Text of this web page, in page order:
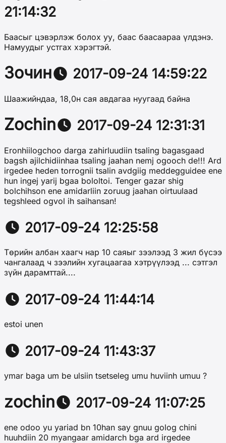
21:14:32
Баасыг цэвэрлэж болох уу, баас баасаараа үлдэнэ.
Намуудыг устгах хэрэгтэй.
Зочин 2017-09-24 14:59:22
Шаажийндаа, 18,0н сая авдагаа нуугаад байна
Zochin 2017-09-24 12:31:31
Eronhiilogchoo darga zahirluudiin tsaling bagasgaad
bagsh ajilchidiinhaa tsaling jaahan nemj ogooch de!!! Ard
irgedee heden torrognii tsalin avdgiig meddegguidee ene
hun ingej yarij bgaa bololtoi. Tenger gazar shig
bolchihson ene amidarliin zoruug jaahan oirtuulaad
tegshleed ogvol ih saihansan!
2017-09-24 12:25:58
Төрийн албан хаагч нар 10 саяыг зээлээд 3 жил бүсээ
чангалаад ч зээлийн хугацаагаа хэтрүүлээд ... сэтгэл
зүйн дарамттай....
2017-09-24 11:44:14
estoi unen
2017-09-24 11:43:37
ymar baga um be ulsiin tsetseleg umu huviinh umuu ?
zochin 2017-09-24 11:07:25
ene odoo yu yariad bn 10han say gnuu golog chini
huuhdiin 20 myangaar amidarch bga ard irgedee